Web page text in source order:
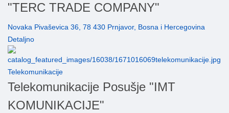
"TERC TRADE COMPANY"
Novaka Pivaševica 36, 78 430 Prnjavor, Bosna i Hercegovina
Detaljno
Telekomunikacije
Telekomunikacije Posušje "IMT
KOMUNIKACIJE"